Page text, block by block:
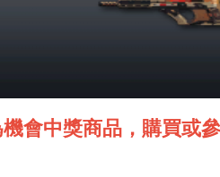
會中獎商品，購買或